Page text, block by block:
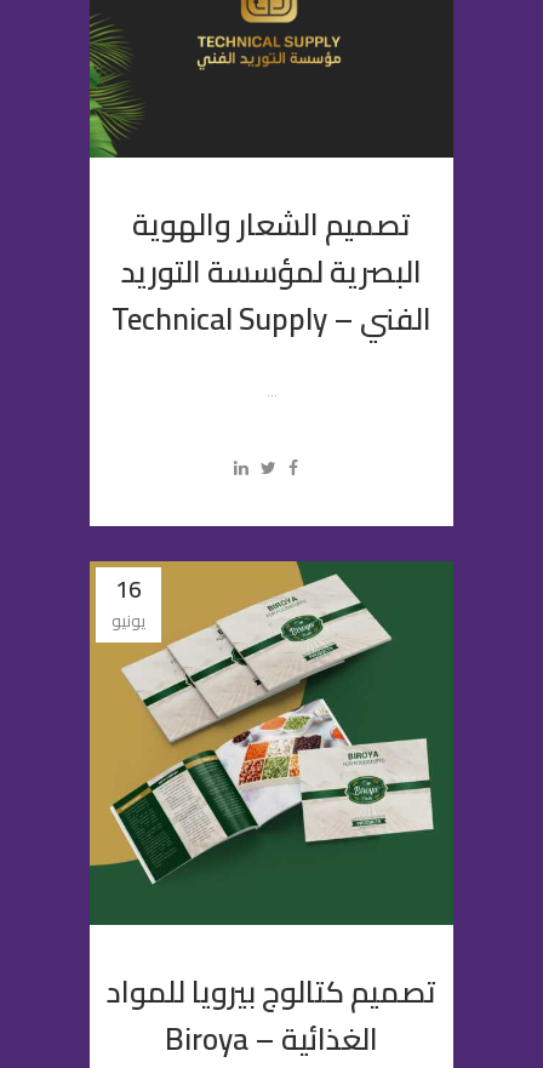
تصميم الشعار والهوية
البصرية لمؤسسة التوريد
الفني – Technical Supply
...
16
يونيو
تصميم كتالوج بيرويا للمواد
الغذائية – Biroya